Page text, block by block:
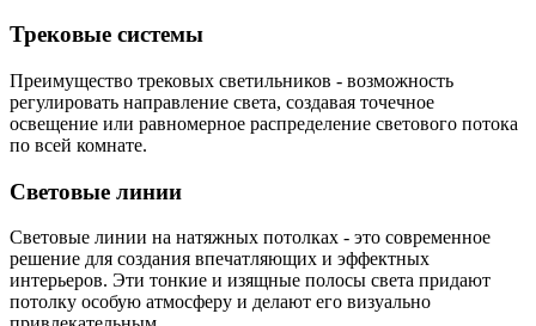
Трековые системы
Преимущество трековых светильников - возможность
регулировать направление света, создавая точечное
освещение или равномерное распределение светового потока
по всей комнате.
Световые линии
Световые линии на натяжных потолках - это современное
решение для создания впечатляющих и эффектных
интерьеров. Эти тонкие и изящные полосы света придают
потолку особую атмосферу и делают его визуально